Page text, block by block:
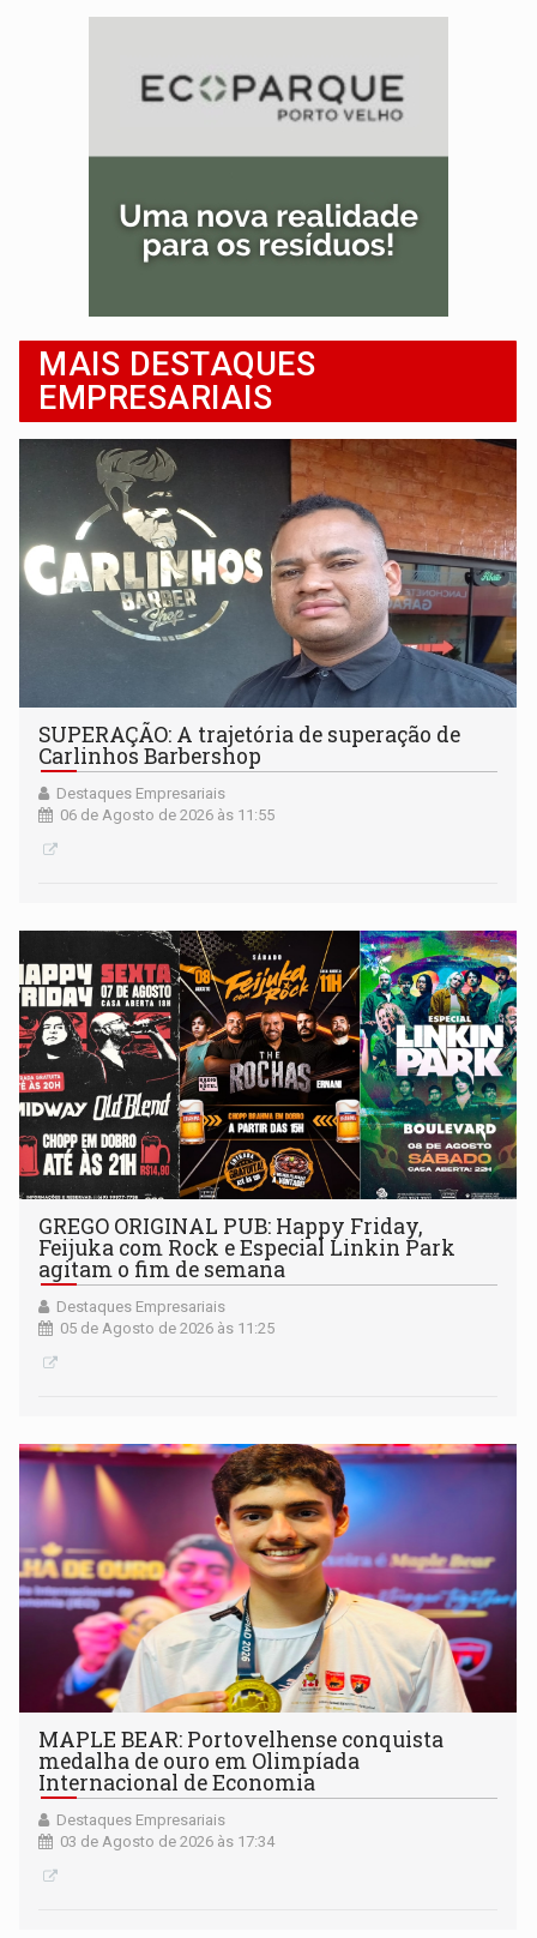
MAIS DESTAQUES
EMPRESARIAIS
SUPERAÇÃO: A trajetória de superação de
Carlinhos Barbershop
Destaques Empresariais
06 de Agosto de 2026 às 11:55
GREGO ORIGINAL PUB: Happy Friday,
Feijuka com Rock e Especial Linkin Park
agitam o fim de semana
Destaques Empresariais
05 de Agosto de 2026 às 11:25
MAPLE BEAR: Portovelhense conquista
medalha de ouro em Olimpíada
Internacional de Economia
Destaques Empresariais
03 de Agosto de 2026 às 17:34